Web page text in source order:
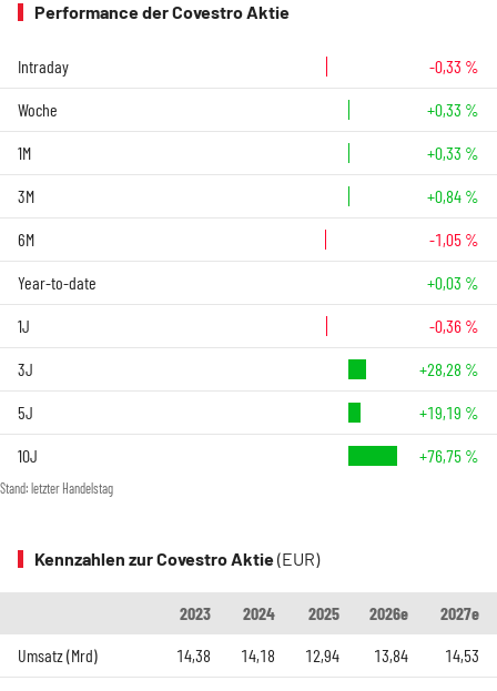
Performance der Covestro Aktie
Intraday -0,33 %
Woche +0,33 %
1M +0,33 %
3M +0,84 %
6M -1,05 %
Year-to-date +0,03 %
1J -0,36 %
3J +28,28 %
5J +19,19 %
10J +76,75 %
Stand: letzter Handelstag
Kennzahlen zur Covestro Aktie(EUR)
2023 2024 2025 2026e
2027e
Umsatz (Mrd)
14,38 14,18 12,94 13,84 14,53